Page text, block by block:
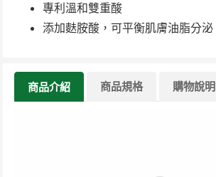
專利溫和雙重酸
添加麩胺酸，可平衡肌膚油脂分泌
商品介紹 商品規格 購物說明